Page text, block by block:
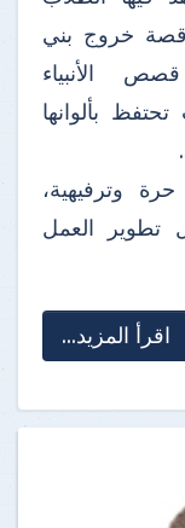
قصة خروج بني
الأنبياء
بألوانها
وترفيهية،
تطوير العمل
اقرأ المزيد...